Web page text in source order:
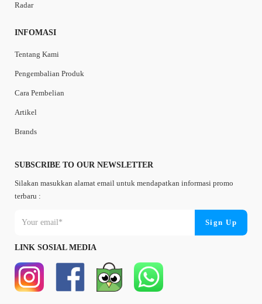
Radar
INFOMASI
Tentang Kami
Pengembalian Produk
Cara Pembelian
Artikel
Brands
SUBSCRIBE TO OUR NEWSLETTER
Silakan masukkan alamat email untuk mendapatkan informasi promo
terbaru :
LINK SOSIAL MEDIA